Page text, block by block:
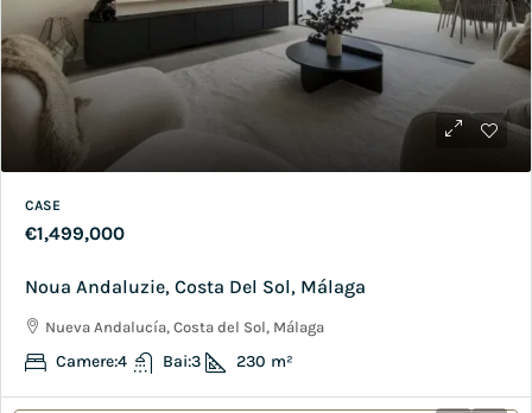
CASE
€1,499,000
Noua Andaluzie, Costa Del Sol, Málaga
Nueva Andalucía, Costa del Sol, Málaga
Camere:4 Bai:3 230 m²